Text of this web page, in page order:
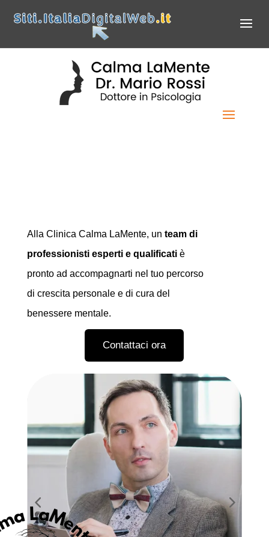
Alla Clinica Calma LaMente, un team di
professionisti esperti e qualificatiè
pronto ad accompagnarti nel tuo percorso
di crescita personale e di cura del
benessere mentale.
Contattaci ora